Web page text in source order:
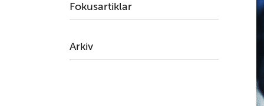
Fokusartiklar
Arkiv